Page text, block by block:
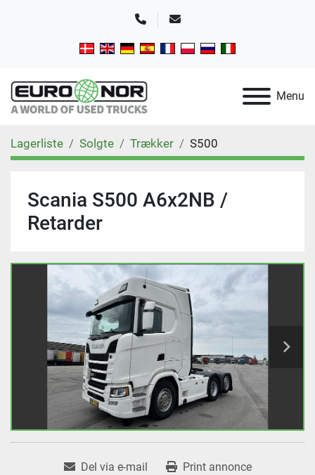
TelefonE-mail
Menu
Lagerliste Solgte Trækker S500
Scania S500 A6x2NB /
Retarder
Del via e-mail Print annonce